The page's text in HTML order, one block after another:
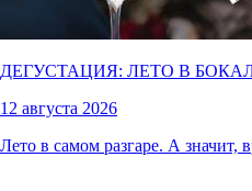
ДЕГУСТАЦИЯ: ЛЕТО В
12 августа 2026
Лето в самом разгаре. А значит,